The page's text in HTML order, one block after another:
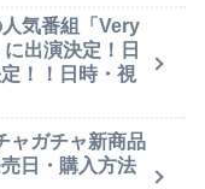
気番組「Very
出演決定！日
！！日時・視
ャガチャ新商品
日・購入方法